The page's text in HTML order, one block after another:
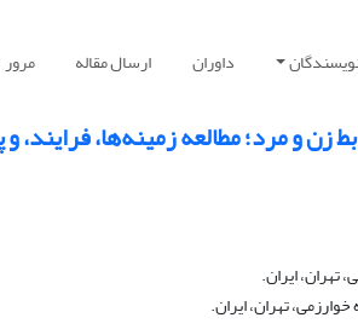
داوران ارسال مقاله مرور
زن و مرد؛ مطالعه‌ زمینه‌ها،
تهران، ایران.
تهران، ایران.